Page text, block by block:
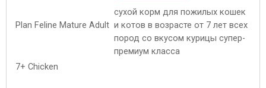
сухой корм для пожилых кошек
и котов в возрасте от 7 лет всех
пород со вкусом курицы супер-
премиум класса